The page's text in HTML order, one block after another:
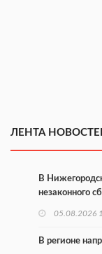
ЛЕНТА
В
незаконного
05.08.2026
В регионе